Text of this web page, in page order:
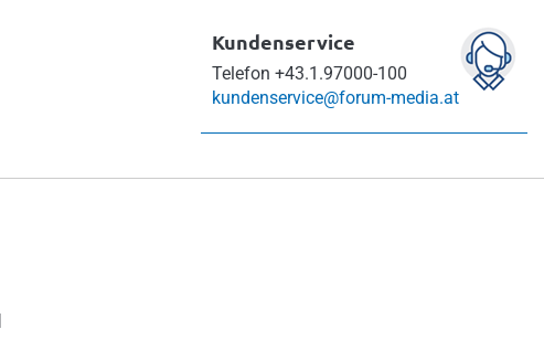
Kundenservice
Telefon +43.1.97000-100
kundenservice@forum-media.at